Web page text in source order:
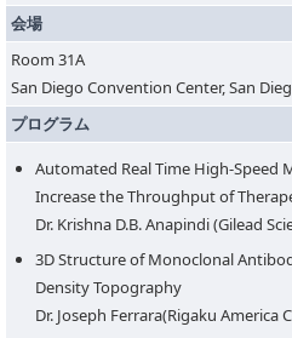
会場
Room 31A
San Diego Convention Center, San
プログラム
Automated Real Time High-Speed
Increase the Throughput of
Dr. Krishna D.B. Anapindi (Gilead
3D Structure of Monoclonal
Density Topography
Dr. Joseph Ferrara(Rigaku America